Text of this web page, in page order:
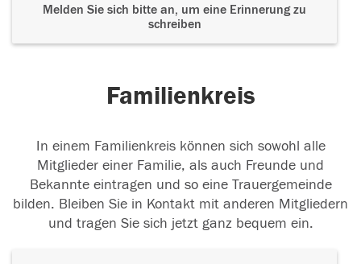
Melden Sie sich bitte an, um eine Erinnerung zu
schreiben
Familienkreis
In einem Familienkreis können sich sowohl alle
Mitglieder einer Familie, als auch Freunde und
Bekannte eintragen und so eine Trauergemeinde
bilden. Bleiben Sie in Kontakt mit anderen Mitgliedern
und tragen Sie sich jetzt ganz bequem ein.